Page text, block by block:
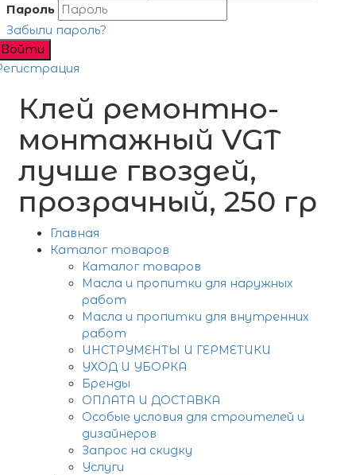
Пароль
Забыли пароль?
Войти
Клей ремонтно-
монтажный VGT
лучше гвоздей,
прозрачный, 250 гр
Главная
Каталог товаров
Каталог товаров
Масла и пропитки для наружных
работ
Масла и пропитки для внутренних
работ
ИНСТРУМЕНТЫ И ГЕРМЕТИКИ
УХОД И УБОРКА
Бренды
ОПЛАТА И ДОСТАВКА
Особые условия для строителей и
дизайнеров
Запрос на скидку
Услуги